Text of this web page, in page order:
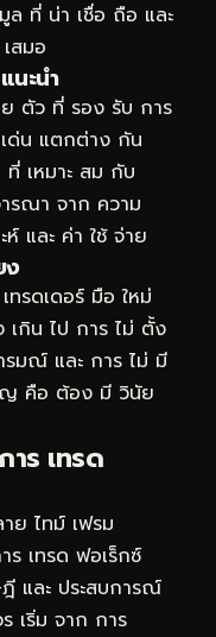
ที่ น่า เชื่อ ถือ และ
สมอ
นะนำ
ตัว ที่ รอง รับ การ
ด่น แตกต่าง กัน
เหมาะ สม กับ
รณา จาก ความ
ห์ และ ค่า ใช้ จ่าย
ง
รดเดอร์ มือ ใหม่
เกิน ไป การ ไม่ ตั้ง
มณ์ และ การ ไม่ มี
ญ คือ ต้อง มี วินัย
าร เทรด
ย ไทม์ เฟรม
ร เทรด ฟอเร็กซ์
และ ประสบการณ์
เริ่ม จาก การ